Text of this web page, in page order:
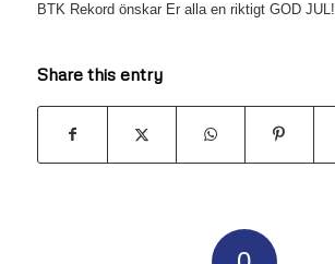
BTK Rekord önskar Er alla en riktigt GOD JUL!
Share this entry